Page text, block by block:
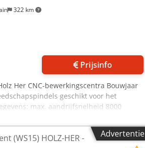
322 km
Prijsinfo
Her CNC-bewerkingscentra Bouwjaar
geschikt voor het
max. aandrijfsnelheid 8000
bedrijfstemperatuur 85° Kop kan
80 dB(A) Gewicht 3,257 kg
Advertentie
(WS15) HOLZ-HER -